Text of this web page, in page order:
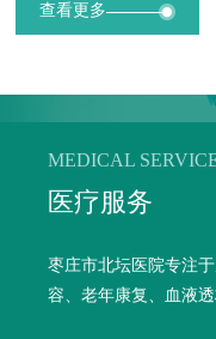
查看更多
MEDICAL
医疗服务
枣庄市北坛医院专注
容、老年康复、血液